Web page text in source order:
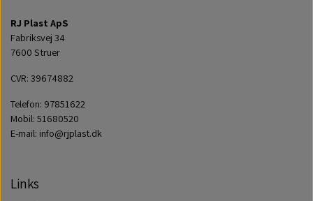
RJ Plast ApS
Fabriksvej 34
7600 Struer
CVR: 39674882
Telefon: 97851622
Mobil: 51680520
E-mail: info@rjplast.dk
Links